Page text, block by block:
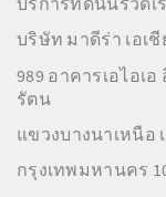
บริษัท มาดีร่า เอเ
989 อาคารเอไอเ
รัตน
แขวงบางนาเหนือ
กรุงเทพมหานคร